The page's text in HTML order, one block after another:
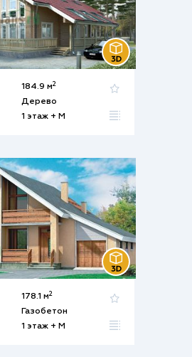
184.9 м2
Дерево
1 этаж + М
178.1 м2
Газобетон
1 этаж + М